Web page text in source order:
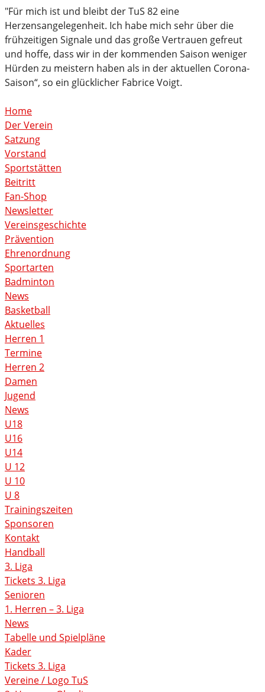
"Für mich ist und bleibt der TuS 82 eine
Herzensangelegenheit. Ich habe mich sehr über die
frühzeitigen Signale und das große Vertrauen gefreut
und hoffe, dass wir in der kommenden Saison weniger
Hürden zu meistern haben als in der aktuellen Corona-
Saison“, so ein glücklicher Fabrice Voigt.
Home
Der Verein
Satzung
Vorstand
Sportstätten
Beitritt
Fan-Shop
Newsletter
Vereinsgeschichte
Prävention
Ehrenordnung
Sportarten
Badminton
News
Basketball
Aktuelles
Herren 1
Termine
Herren 2
Damen
Jugend
News
U18
U16
U14
U 12
U 10
U 8
Trainingszeiten
Sponsoren
Kontakt
Handball
3. Liga
Tickets 3. Liga
Senioren
1. Herren – 3. Liga
News
Tabelle und Spielpläne
Kader
Tickets 3. Liga
Vereine / Logo TuS